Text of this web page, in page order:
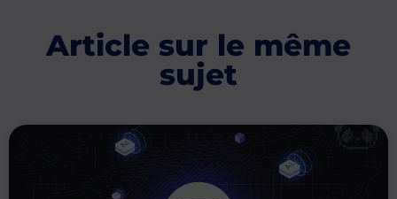
Article sur le même
sujet